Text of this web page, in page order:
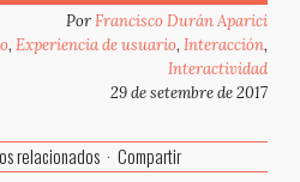
PorFrancisco Durán Aparici
,Experiencia de usuario,Interacción,
Interactividad
29 de setembre de 2017
relacionados Compartir